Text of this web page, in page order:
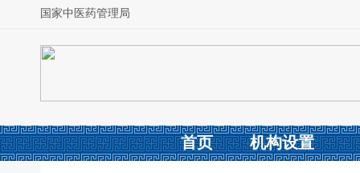
国家中医药管理局
首页 机构设置